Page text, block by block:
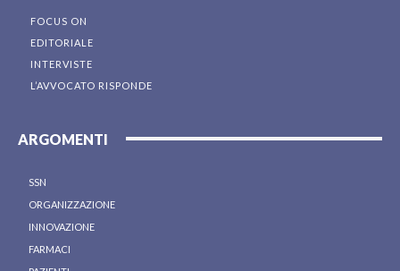
FOCUS ON
EDITORIALE
INTERVISTE
L’AVVOCATO RISPONDE
ARGOMENTI
SSN
ORGANIZZAZIONE
INNOVAZIONE
FARMACI